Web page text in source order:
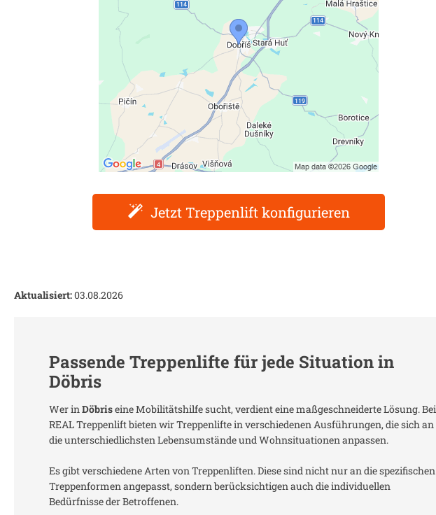
Jetzt Treppenlift konfigurieren
Aktualisiert:03.08.2026
Passende Treppenlifte für jede Situation in
Döbris
Wer in Döbriseine Mobilitätshilfe sucht, verdient eine maßgeschneiderte Lösung. Bei
REAL Treppenlift bieten wir Treppenlifte in verschiedenen Ausführungen, die sich an
die unterschiedlichsten Lebensumstände und Wohnsituationen anpassen.
Es gibt verschiedene Arten von Treppenliften. Diese sind nicht nur an die spezifischen
Treppenformen angepasst, sondern berücksichtigen auch die individuellen
Bedürfnisse der Betroffenen.